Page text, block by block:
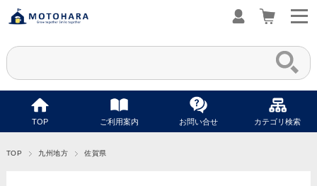
TOP ご利用案内 お問い合せ カテゴリ検索
TOP 九州地方 佐賀県